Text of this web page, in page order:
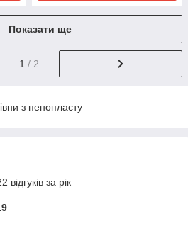
Показати ще
1 / 2
з пенопласту
за рік